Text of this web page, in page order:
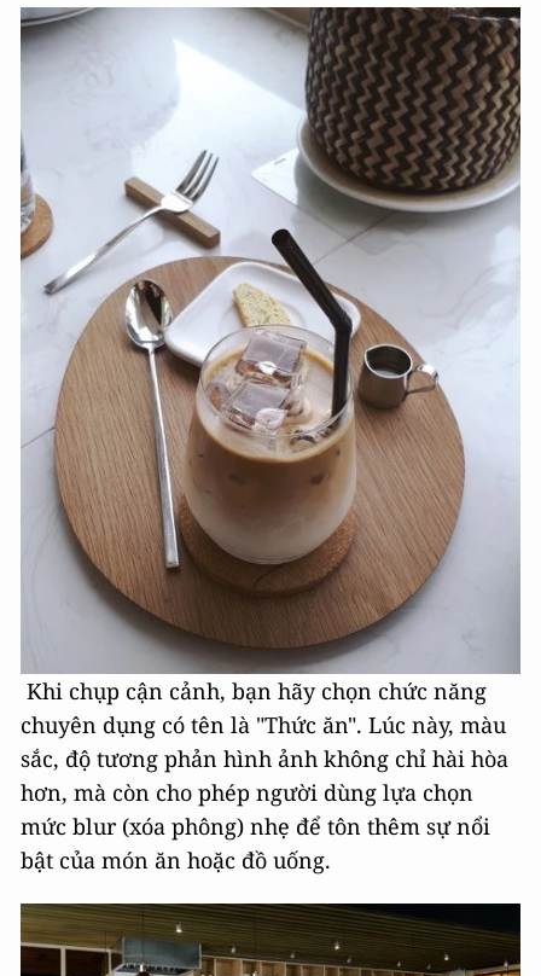
Khi chụp cận cảnh, bạn hãy chọn chức năng
chuyên dụng có tên là "Thức ăn". Lúc này, màu
sắc, độ tương phản hình ảnh không chỉ hài hòa
hơn, mà còn cho phép người dùng lựa chọn
mức blur (xóa phông) nhẹ để tôn thêm sự nổi
bật của món ăn hoặc đồ uống.